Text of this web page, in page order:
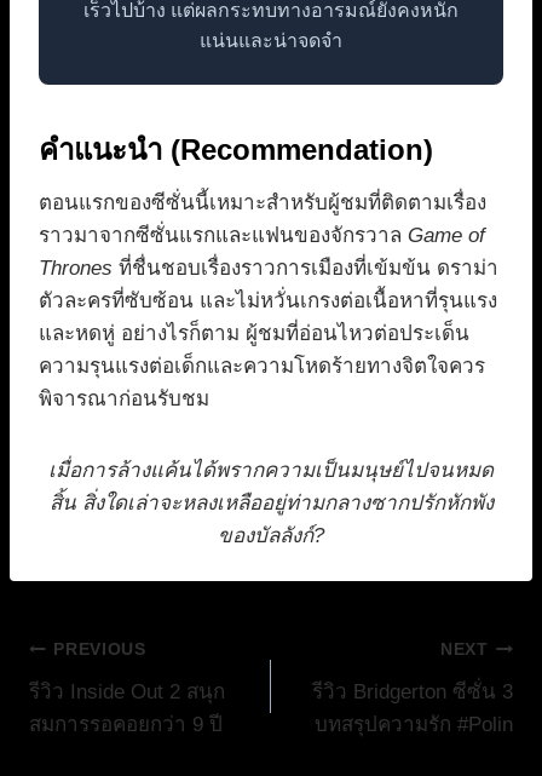
เร็วไปบ้าง แต่ผลกระทบทางอารมณ์ยังคงหนัก
แน่นและน่าจดจำ
คำแนะนำ (Recommendation)
ตอนแรกของซีซั่นนี้เหมาะสำหรับผู้ชมที่ติดตามเรื่อง
ราวมาจากซีซั่นแรกและแฟนของจักรวาล Game of
Thrones ที่ชื่นชอบเรื่องราวการเมืองที่เข้มข้น ดราม่า
ตัวละครที่ซับซ้อน และไม่หวั่นเกรงต่อเนื้อหาที่รุนแรง
และหดหู่ อย่างไรก็ตาม ผู้ชมที่อ่อนไหวต่อประเด็น
ความรุนแรงต่อเด็กและความโหดร้ายทางจิตใจควร
พิจารณาก่อนรับชม
เมื่อการล้างแค้นได้พรากความเป็นมนุษย์ไปจนหมด
สิ้น สิ่งใดเล่าจะหลงเหลืออยู่ท่ามกลางซากปรักหักพัง
ของบัลลังก์?
แนะแนว
เรื่อง
PREVIOUS
รีวิว Inside Out 2 สนุก
สมการรอคอยกว่า 9 ปี
NEXT
รีวิว Bridgerton ซีซั่น 3
บทสรุปความรัก #Polin